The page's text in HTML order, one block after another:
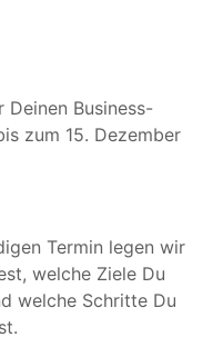
Business-
zum 15. Dezember
Termin legen wir
welche Ziele Du
welche Schritte Du